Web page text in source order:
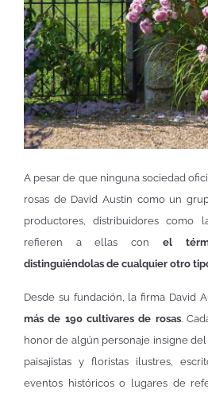
A pesar de que ninguna sociedad
rosas de David Austin como un
productores, distribuidores como
refieren a ellas con el
distinguiéndolas de cualquier otro
Desde su fundación, la firma David
más de 190 cultivares de rosas.
honor de algún personaje insigne
paisajistas y floristas ilustres,
eventos históricos o lugares de